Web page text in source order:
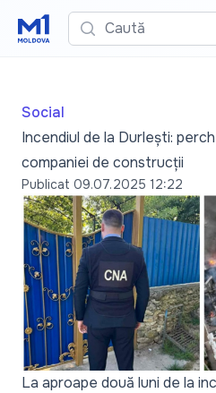
Caută
Social
Incendiul de la Durlești:
companiei de construcții
Publicat 09.07.2025 12:22
La aproape două luni de la